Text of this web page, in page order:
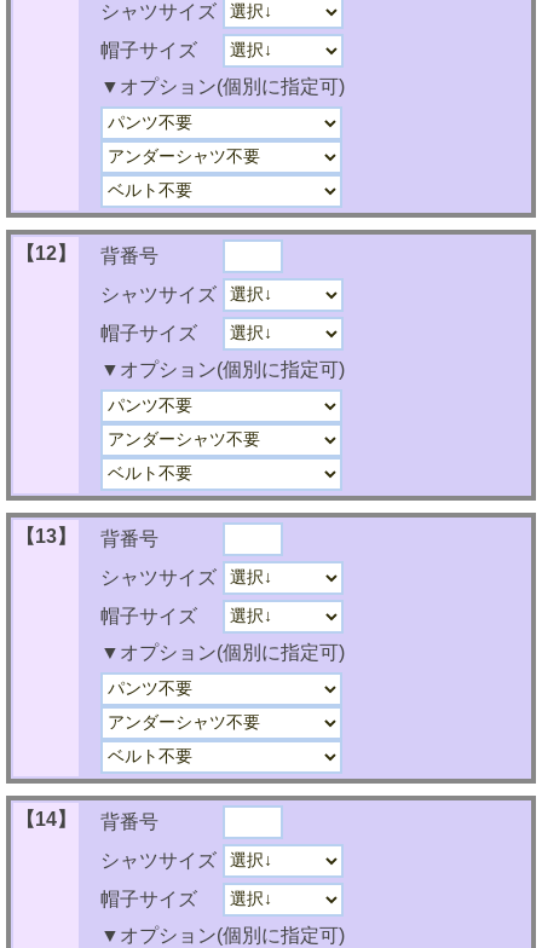
シャツサイズ
帽子サイズ
▼オプション(個別に指定可)
【12】
背番号
シャツサイズ
帽子サイズ
▼オプション(個別に指定可)
【13】
背番号
シャツサイズ
帽子サイズ
▼オプション(個別に指定可)
【14】
背番号
シャツサイズ
帽子サイズ
▼オプション(個別に指定可)